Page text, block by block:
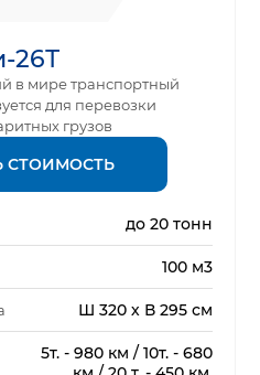
26Т
в мире транспортный
для перевозки
грузов
СТОИМОСТЬ
до 20 тонн
100 м3
Ш 320 х В 295 см
5т. - 980 км / 10т. - 680